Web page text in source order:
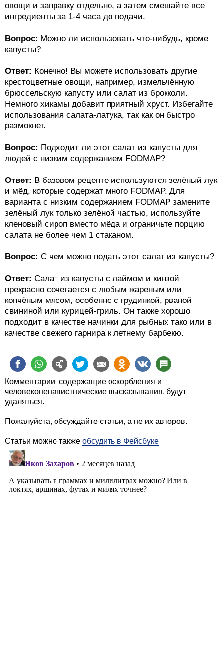
овощи и заправку отдельно, а затем смешайте все
ингредиенты за 1-4 часа до подачи.
Вопрос: Можно ли использовать что-нибудь, кроме
капусты?
Ответ: Конечно! Вы можете использовать другие
крестоцветные овощи, например, измельчённую
брюссельскую капусту или салат из брокколи.
Немного хикамы добавит приятный хруст. Избегайте
использования салата-латука, так как он быстро
размокнет.
Вопрос: Подходит ли этот салат из капусты для
людей с низким содержанием FODMAP?
Ответ: В базовом рецепте используются зелёный лук
и мёд, которые содержат много FODMAP. Для
варианта с низким содержанием FODMAP замените
зелёный лук только зелёной частью, используйте
кленовый сироп вместо мёда и ограничьте порцию
салата не более чем 1 стаканом.
Вопрос: С чем можно подать этот салат из капусты?
Ответ: Салат из капусты с лаймом и кинзой
прекрасно сочетается с любым жареным или
копчёным мясом, особенно с грудинкой, рваной
свининой или курицей-гриль. Он также хорошо
подходит в качестве начинки для рыбных тако или в
качестве свежего гарнира к летнему барбекю.
Комментарии, содержащие оскорбления и
человеконенавистнические высказывания, будут
удаляться.
Пожалуйста, обсуждайте статьи, а не их авторов.
Статьи можно также обсудить в Фейсбуке